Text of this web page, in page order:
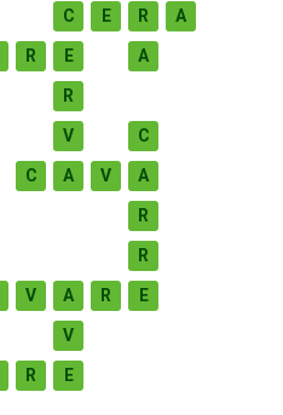
C E R A
R E A
R
V C
C A V A
R
R
V A R E
V
R E